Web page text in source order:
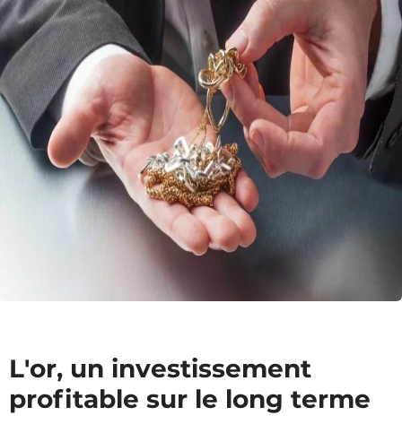
L'or, un investissement
profitable sur le long terme